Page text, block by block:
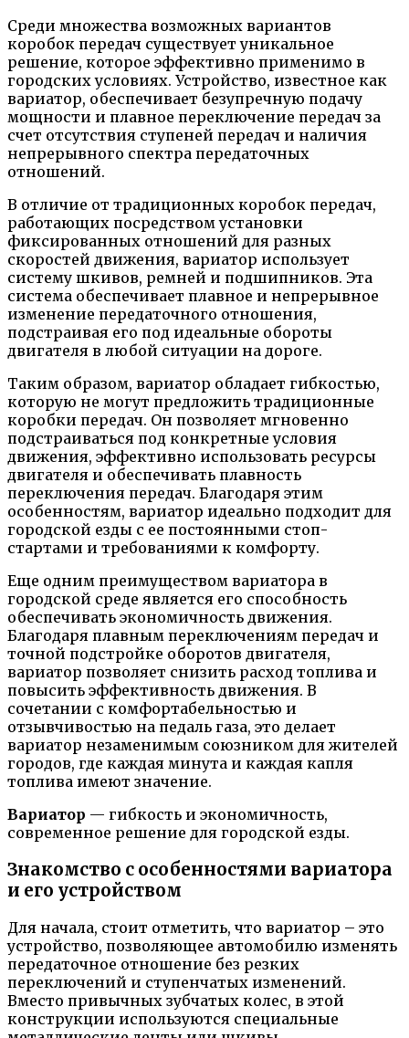
Среди множества возможных вариантов
коробок передач существует уникальное
решение, которое эффективно применимо в
городских условиях. Устройство, известное как
вариатор, обеспечивает безупречную подачу
мощности и плавное переключение передач за
счет отсутствия ступеней передач и наличия
непрерывного спектра передаточных
отношений.
В отличие от традиционных коробок передач,
работающих посредством установки
фиксированных отношений для разных
скоростей движения, вариатор использует
систему шкивов, ремней и подшипников. Эта
система обеспечивает плавное и непрерывное
изменение передаточного отношения,
подстраивая его под идеальные обороты
двигателя в любой ситуации на дороге.
Таким образом, вариатор обладает гибкостью,
которую не могут предложить традиционные
коробки передач. Он позволяет мгновенно
подстраиваться под конкретные условия
движения, эффективно использовать ресурсы
двигателя и обеспечивать плавность
переключения передач. Благодаря этим
особенностям, вариатор идеально подходит для
городской езды с ее постоянными стоп-
стартами и требованиями к комфорту.
Еще одним преимуществом вариатора в
городской среде является его способность
обеспечивать экономичность движения.
Благодаря плавным переключениям передач и
точной подстройке оборотов двигателя,
вариатор позволяет снизить расход топлива и
повысить эффективность движения. В
сочетании с комфортабельностью и
отзывчивостью на педаль газа, это делает
вариатор незаменимым союзником для жителей
городов, где каждая минута и каждая капля
топлива имеют значение.
Вариатор — гибкость и экономичность,
современное решение для городской езды.
Знакомство с особенностями вариатора
и его устройством
Для начала, стоит отметить, что вариатор – это
устройство, позволяющее автомобилю изменять
передаточное отношение без резких
переключений и ступенчатых изменений.
Вместо привычных зубчатых колес, в этой
конструкции используются специальные